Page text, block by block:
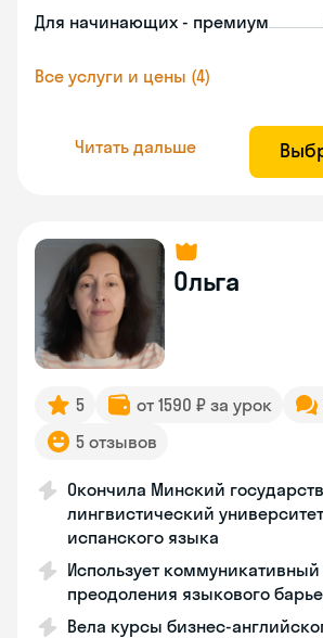
Для начинающих - премиум
Все услуги и цены (4)
Читать дальше
Ольга
5 от 1590 ₽ за урок
5 отзывов
Окончила Минский
лингвистический
испанского языка
Использует
преодоления языкового
Вела курсы бизнес-